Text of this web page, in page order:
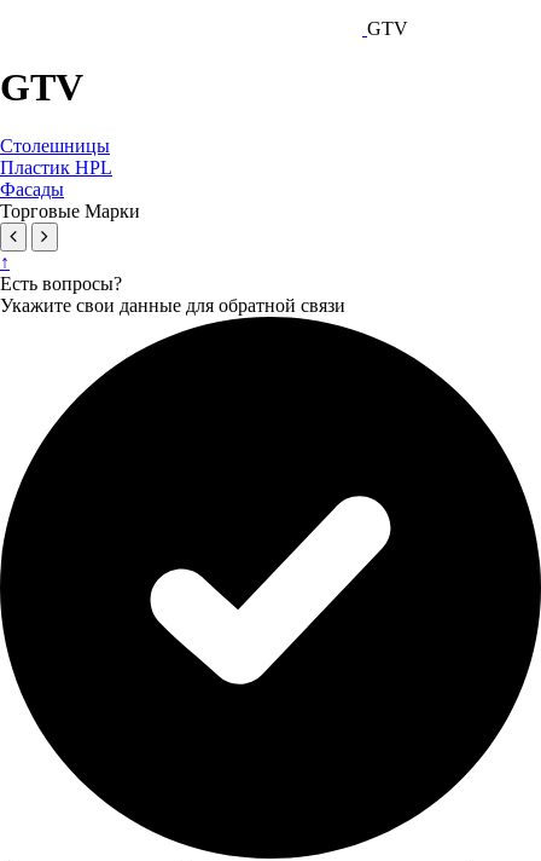
GTV
GTV
Столешницы
Пластик HPL
Фасады
Торговые Марки
↑
Есть вопросы?
Укажите свои данные для обратной связи